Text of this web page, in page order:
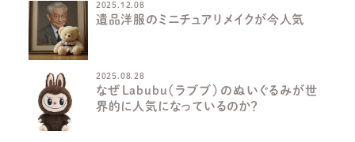
2025.12.08
遺品洋服のミニチュアリメイクが今人気
2025.08.28
なぜLabubu（ラブブ）のぬいぐるみが世
界的に人気になっているのか？